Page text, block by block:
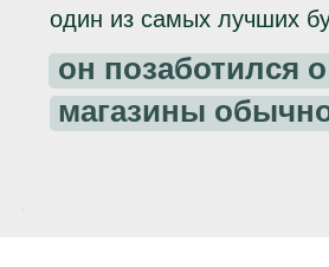
он позаботился
магазины
один из самых лучших